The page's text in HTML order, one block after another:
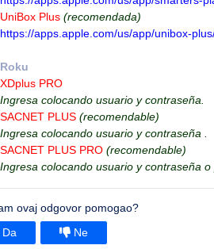
UniBox Plus (recomendada)
https://apps.apple.com/us/app/unibox-
Roku
XDplus PRO
Ingresa colocando usuario y contraseña.
SACNET PLUS (recomendable)
Ingresa colocando usuario y contraseña .
SACNET PLUS PRO (recomendable)
Ingresa colocando usuario y contraseña
ovaj odgovor pomogao?
Da
Ne